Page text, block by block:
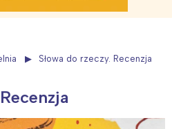
Słowa do rzeczy. Recenzja